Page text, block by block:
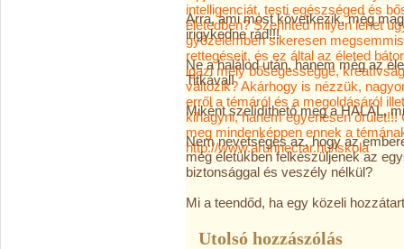
Arra, ami most következik, még
irigykedne rád!!!
Ne a halálod után, hanem még az
Titkával!
Miként szelídíthető meg a HALÁL,
Nem nevetséges az, hogy az
még életükben felkészüljenek az
biztonsággal és veszély nélkül?
Mi a teendőd, ha egy közeli
Utolsó hozzászólás